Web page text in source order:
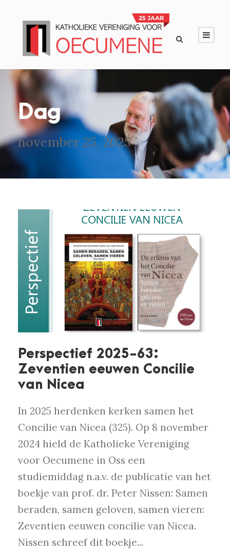
Dag
november 25, 2025
Perspectief 2025-63:
Zeventien eeuwen Concilie
van Nicea
In 2025 herdenken kerken samen het
Concilie van Nicea (325). Op 8 november
2024 hield de Katholieke Vereniging
voor Oecumene in Oss een
studiemiddag n.a.v. de publicatie van het
boekje van prof. dr. Peter Nissen: Samen
beraden, samen geloven, samen vieren:
Zeventien eeuwen concilie van Nicea.
Nissen schreef dit boekje...